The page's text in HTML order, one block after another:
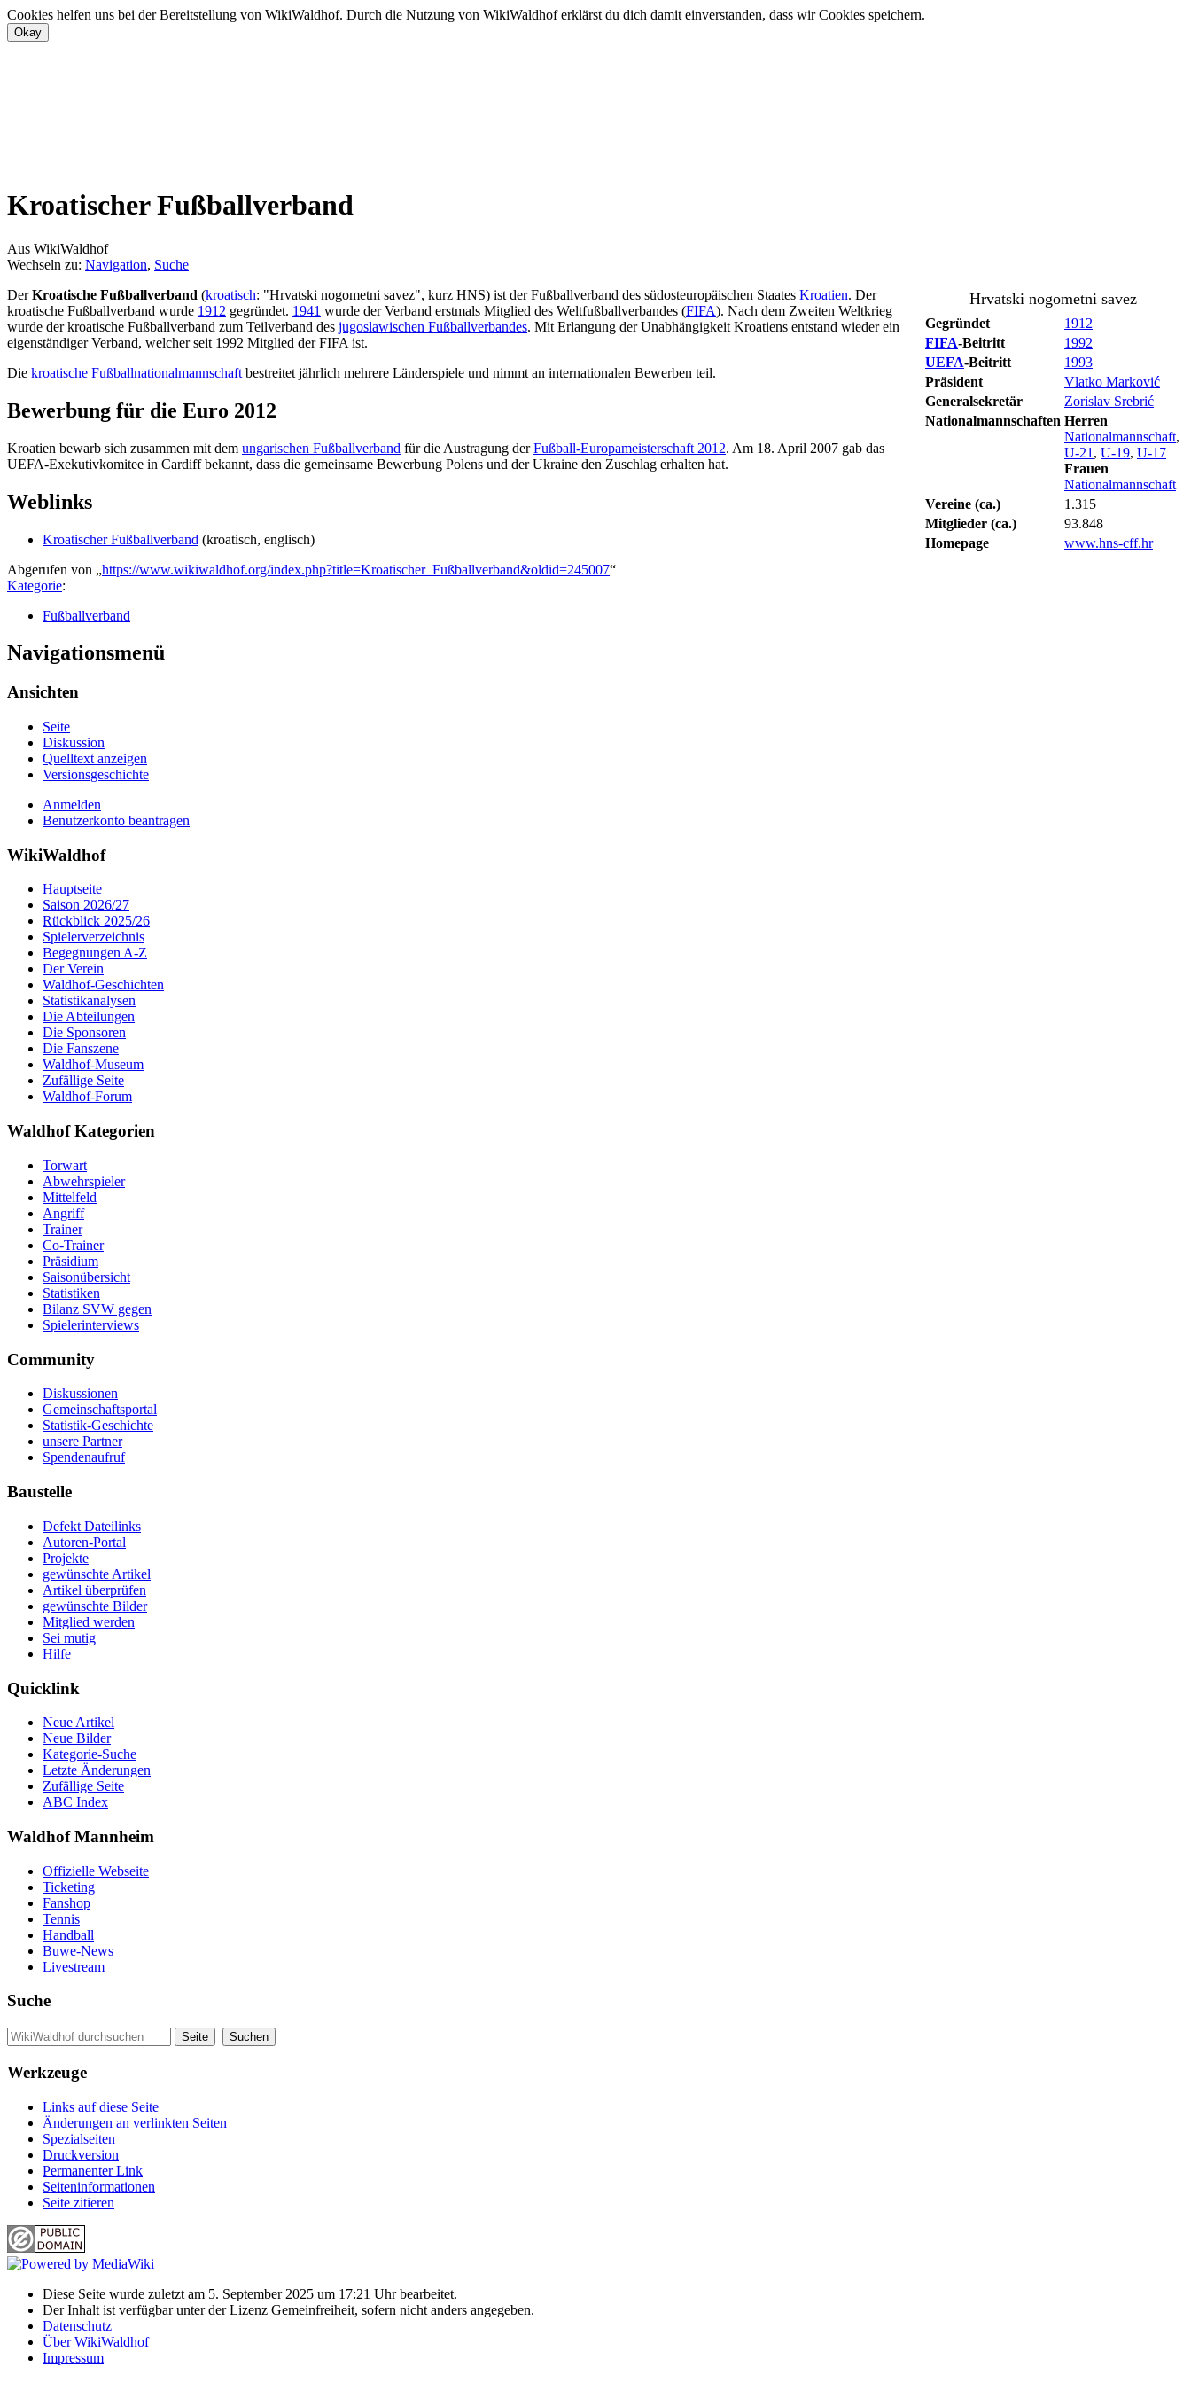
Cookies helfen uns bei der Bereitstellung von WikiWaldhof. Durch die Nutzung von WikiWaldhof erklärst du dich damit einverstanden, dass wir Cookies speichern.
Kroatischer Fußballverband
Aus WikiWaldhof
Wechseln zu: Navigation, Suche
Hrvatski nogometni savez
Gegründet
1912
FIFA-Beitritt
1992
UEFA-Beitritt
1993
Präsident
Vlatko Marković
Generalsekretär
Zorislav Srebrić
Nationalmannschaften Herren
Nationalmannschaft,
U-21 , U-19, U-17
Frauen
Nationalmannschaft
Vereine (ca.)
1.315
Mitglieder (ca.)
93.848
Homepage
www.hns-cff.hr
DerKroatische Fußballverband (kroatisch: "Hrvatski nogometni savez", kurz HNS) ist der Fußballverband des südosteuropäischen Staates Kroatien. Der
kroatische Fußballverband wurde 1912 gegründet. 1941 wurde der Verband erstmals Mitglied des Weltfußballverbandes (FIFA). Nach dem Zweiten Weltkrieg
wurde der kroatische Fußballverband zum Teilverband des jugoslawischen Fußballverbandes. Mit Erlangung der Unabhängigkeit Kroatiens entstand wieder ein
eigenständiger Verband, welcher seit 1992 Mitglied der FIFA ist.
Die kroatische Fußballnationalmannschaft bestreitet jährlich mehrere Länderspiele und nimmt an internationalen Bewerben teil.
Bewerbung für die Euro 2012
Kroatien bewarb sich zusammen mit dem ungarischen Fußballverband für die Austragung derFußball-Europameisterschaft 2012. Am 18. April 2007 gab das
UEFA-Exekutivkomitee in Cardiff bekannt, dass die gemeinsame Bewerbung Polens und der Ukraine den Zuschlag erhalten hat.
Weblinks
Kroatischer Fußballverband (kroatisch, englisch)
Abgerufen von „https://www.wikiwaldhof.org/index.php?title=Kroatischer_Fußballverband&oldid=245007“
Kategorie:
Fußballverband
Navigationsmenü
Ansichten
Seite
Diskussion
Quelltext anzeigen
Versionsgeschichte
Anmelden
Benutzerkonto beantragen
WikiWaldhof
Hauptseite
Saison 2026/27
Rückblick 2025/26
Spielerverzeichnis
Begegnungen A-Z
Der Verein
Waldhof-Geschichten
Statistikanalysen
Die Abteilungen
Die Sponsoren
Die Fanszene
Waldhof-Museum
Zufällige Seite
Waldhof-Forum
Waldhof Kategorien
Torwart
Abwehrspieler
Mittelfeld
Angriff
Trainer
Co-Trainer
Präsidium
Saisonübersicht
Statistiken
Bilanz SVW gegen
Spielerinterviews
Community
Diskussionen
Gemeinschaftsportal
Statistik-Geschichte
unsere Partner
Spendenaufruf
Baustelle
Defekt Dateilinks
Autoren-Portal
Projekte
gewünschte Artikel
Artikel überprüfen
gewünschte Bilder
Mitglied werden
Sei mutig
Hilfe
Quicklink
Neue Artikel
Neue Bilder
Kategorie-Suche
Letzte Änderungen
Zufällige Seite
ABC Index
Waldhof Mannheim
Offizielle Webseite
Ticketing
Fanshop
Tennis
Handball
Buwe-News
Livestream
Suche
Werkzeuge
Links auf diese Seite
Änderungen an verlinkten Seiten
Spezialseiten
Druckversion
Permanenter Link
Seiten­informationen
Seite zitieren
Diese Seite wurde zuletzt am 5. September 2025 um 17:21 Uhr bearbeitet.
Der Inhalt ist verfügbar unter der Lizenz Gemeinfreiheit, sofern nicht anders angegeben.
Datenschutz
Über WikiWaldhof
Impressum